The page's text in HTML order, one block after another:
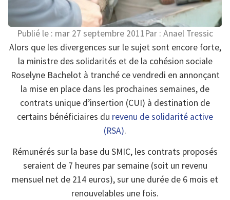
Publié le : mar 27 septembre 2011Par : Anael Tressic
Alors que les divergences sur le sujet sont encore forte,
la ministre des solidarités et de la cohésion sociale
Roselyne Bachelot à tranché ce vendredi en annonçant
la mise en place dans les prochaines semaines, de
contrats unique d’insertion (CUI) à destination de
certains bénéficiaires du revenu de solidarité active
(RSA).
Rémunérés sur la base du SMIC, les contrats proposés
seraient de 7 heures par semaine (soit un revenu
mensuel net de 214 euros), sur une durée de 6 mois et
renouvelables une fois.